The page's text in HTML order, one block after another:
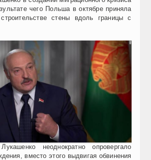
чего Польша в октябре приняла
стены вдоль границы с
неоднократно опровергало
вместо этого выдвигая обвинения